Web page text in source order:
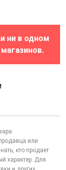
ни в одном
или
кто продает
характер. Для